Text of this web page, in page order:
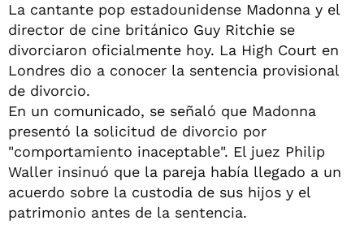
La cantante pop estadounidense Madonna y el
director de cine británico Guy Ritchie se
divorciaron oficialmente hoy. La High Court en
Londres dio a conocer la sentencia provisional
de divorcio.
En un comunicado, se señaló que Madonna
presentó la solicitud de divorcio por
"comportamiento inaceptable". El juez Philip
Waller insinuó que la pareja había llegado a un
acuerdo sobre la custodia de sus hijos y el
patrimonio antes de la sentencia.